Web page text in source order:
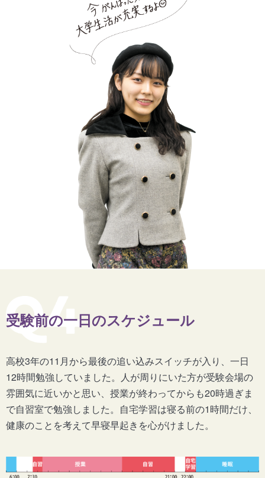
受験前の一日のスケジュール
高校3年の11月から最後の追い込みスイッチが入り、一日
12時間勉強していました。人が周りにいた方が受験会場の
雰囲気に近いかと思い、授業が終わってからも20時過ぎま
で自習室で勉強しました。自宅学習は寝る前の1時間だけ、
健康のことを考えて早寝早起きを心がけました。